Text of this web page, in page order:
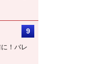
！バレ